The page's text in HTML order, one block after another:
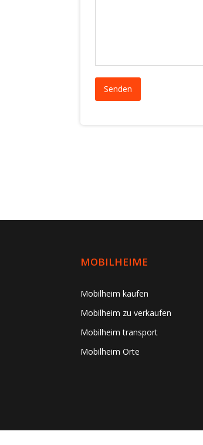
MOBILHEIME
Mobilheim kaufen
Mobilheim zu verkaufen
Mobilheim transport
Mobilheim Orte